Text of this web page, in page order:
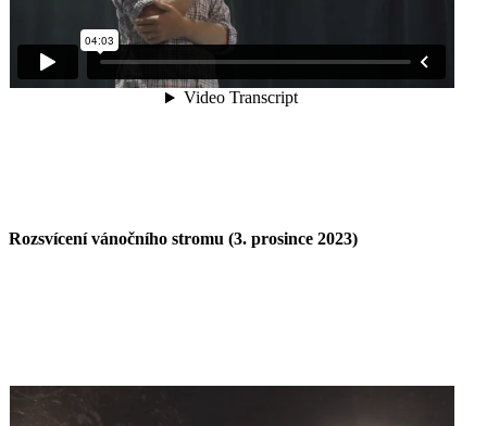
Rozsvícení vánočního stromu (3. prosince 2023)